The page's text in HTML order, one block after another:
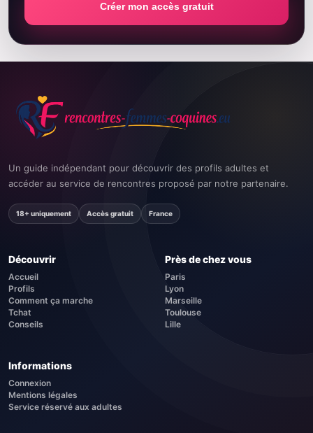
Créer mon accès gratuit
Un guide indépendant pour découvrir des profils adultes et
accéder au service de rencontres proposé par notre partenaire.
18+ uniquement Accès gratuit France
Découvrir
Accueil
Profils
Comment ça marche
Tchat
Conseils
Près de chez vous
Paris
Lyon
Marseille
Toulouse
Lille
Informations
Connexion
Mentions légales
Service réservé aux adultes